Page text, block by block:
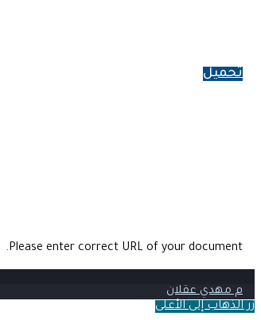
تحميل
Please enter correct URL of your document.
م مهدي عقلان
زر الذهاب إلى الأعلى